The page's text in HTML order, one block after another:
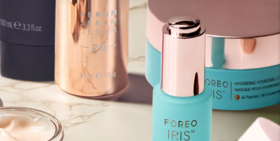
Profilo utente
I miei dispositivi
I miei ordini
I miei indirizzi
I miei abbonamenti